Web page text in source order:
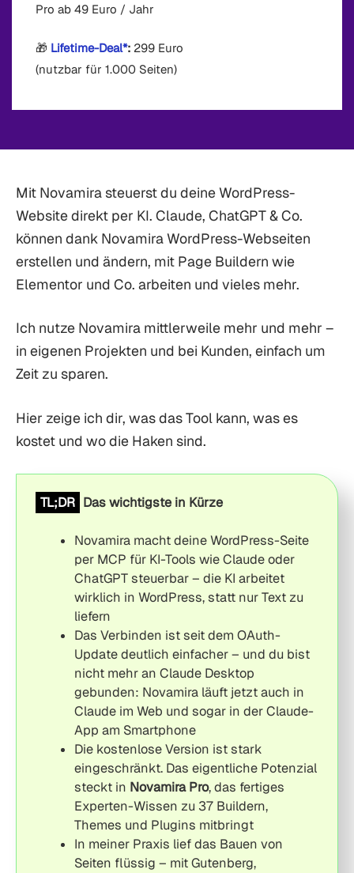
Pro ab 49 Euro / Jahr
🎁 Lifetime-Deal*: 299 Euro
(nutzbar für 1.000 Seiten)
Mit Novamira steuerst du deine WordPress-
Website direkt per KI. Claude, ChatGPT & Co.
können dank Novamira WordPress-Webseiten
erstellen und ändern, mit Page Buildern wie
Elementor und Co. arbeiten und vieles mehr.
Ich nutze Novamira mittlerweile mehr und mehr –
in eigenen Projekten und bei Kunden, einfach um
Zeit zu sparen.
Hier zeige ich dir, was das Tool kann, was es
kostet und wo die Haken sind.
TL;DR Das wichtigste in Kürze
Novamira macht deine WordPress-Seite
per MCP für KI-Tools wie Claude oder
ChatGPT steuerbar – die KI arbeitet
wirklich in WordPress, statt nur Text zu
liefern
Das Verbinden ist seit dem OAuth-
Update deutlich einfacher – und du bist
nicht mehr an Claude Desktop
gebunden: Novamira läuft jetzt auch in
Claude im Web und sogar in der Claude-
App am Smartphone
Die kostenlose Version ist stark
eingeschränkt. Das eigentliche Potenzial
steckt in Novamira Pro, das fertiges
Experten-Wissen zu 37 Buildern,
Themes und Plugins mitbringt
In meiner Praxis lief das Bauen von
Seiten flüssig – mit Gutenberg,